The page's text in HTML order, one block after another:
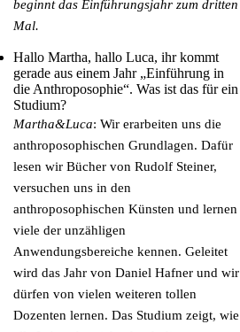
beginnt das Einführungsjahr zum dritten
Mal.
Hallo Martha, hallo Luca, ihr kommt
gerade aus einem Jahr „Einführung in
die Anthroposophie“. Was ist das für ein
Studium?
Martha&Luca: Wir erarbeiten uns die
anthroposophischen Grundlagen. Dafür
lesen wir Bücher von Rudolf Steiner,
versuchen uns in den
anthroposophischen Künsten und lernen
viele der unzähligen
Anwendungsbereiche kennen. Geleitet
wird das Jahr von Daniel Hafner und wir
dürfen von vielen weiteren tollen
Dozenten lernen. Das Studium zeigt, wie